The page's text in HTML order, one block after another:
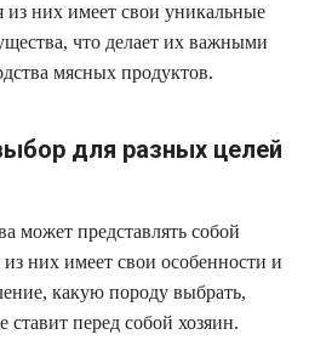
них имеет свои уникальные
что делает их важными
мясных продуктов.
для разных целей
может представлять собой
них имеет свои особенности и
какую породу выбрать,
ставит перед собой хозяин.